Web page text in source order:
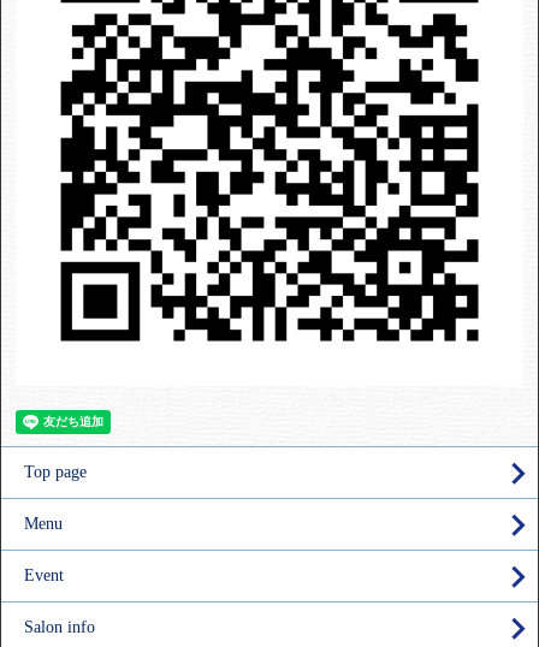
Top page
Menu
Event
Salon info